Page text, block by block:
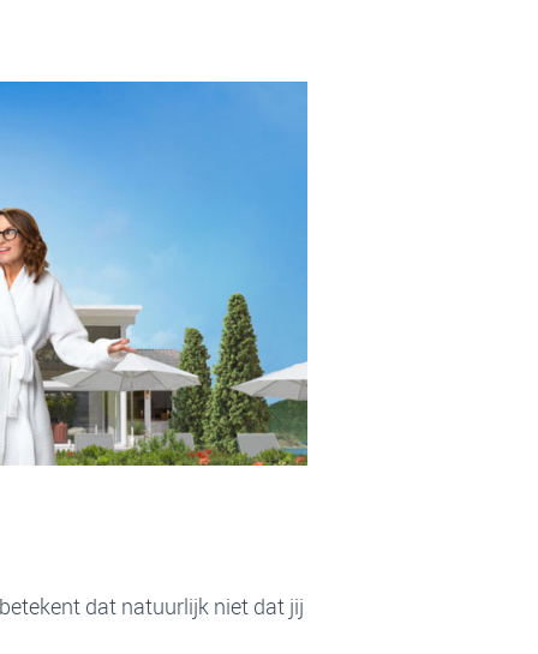
dat natuurlijk niet dat jij